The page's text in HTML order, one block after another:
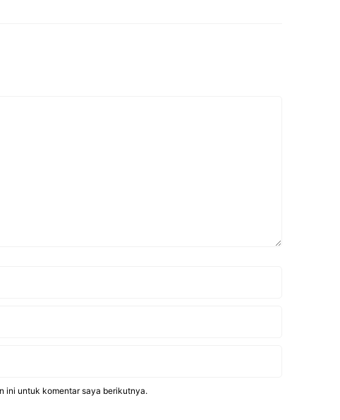
ini untuk komentar saya berikutnya.